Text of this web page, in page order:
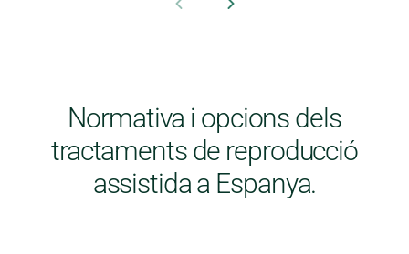
Normativa i opcions dels
tractaments de reproducció
assistida a Espanya.